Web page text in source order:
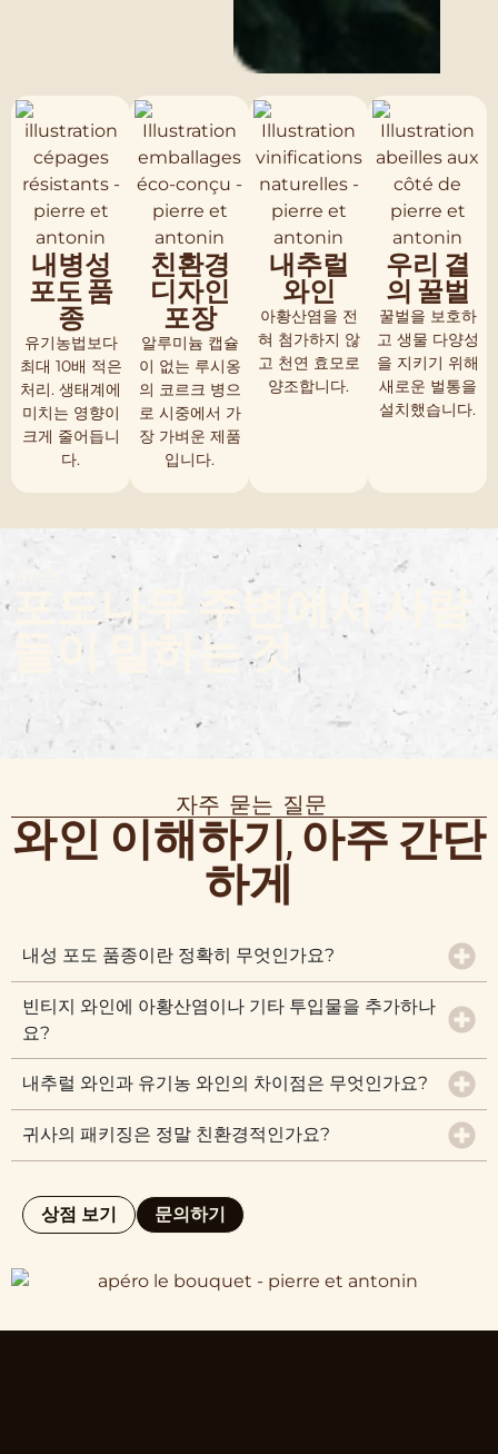
내병성
포도 품
종
유기농법보다
최대 10배 적은
처리. 생태계에
미치는 영향이
크게 줄어듭니
다.
친환경
디자인
포장
알루미늄 캡슐
이 없는 루시옹
의 코르크 병으
로 시중에서 가
장 가벼운 제품
입니다.
내추럴
와인
아황산염을 전
혀 첨가하지 않
고 천연 효모로
양조합니다.
우리 곁
의 꿀벌
꿀벌을 보호하
고 생물 다양성
을 지키기 위해
새로운 벌통을
설치했습니다.
뉴스
포도나무 주변에서 사람
들이 말하는 것
자주 묻는 질문
와인 이해하기, 아주 간단
하게
내성 포도 품종이란 정확히 무엇인가요?
빈티지 와인에 아황산염이나 기타 투입물을 추가하나
요?
내추럴 와인과 유기농 와인의 차이점은 무엇인가요?
귀사의 패키징은 정말 친환경적인가요?
상점 보기 문의하기